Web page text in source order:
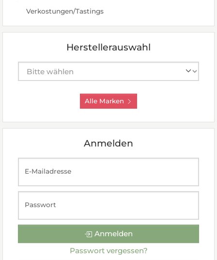
Verkostungen/Tastings
Herstellerauswahl
Alle Marken
Anmelden
E-Mailadresse
Passwort
Anmelden
Passwort vergessen?